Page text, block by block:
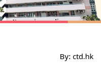
By: ctd.hk